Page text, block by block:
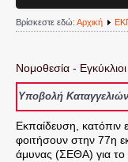
ΑΡΧΙΚΗ
ΔΙΟΙΚΗΤΙΚΗ
Διευθυντής
Τμήματα
Βρίσκεστε εδώ: Αρχική
Νομοθεσία - Εγκύκλιοι
Υποβολή
Εκπαίδευση,
φοιτήσουν στην 77η
άμυνας (ΣΕΘΑ) για το